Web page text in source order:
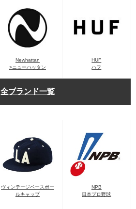
Newhattan
>ニューハッタン
HUF
ハフ
全ブランド一覧
ヴィンテージベースボー
ルキャップ
NPB
日本プロ野球